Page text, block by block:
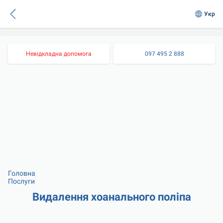
Укр
Невідкладна допомога 097 495 2 888
Головна
Послуги
Видалення хоанального поліпа